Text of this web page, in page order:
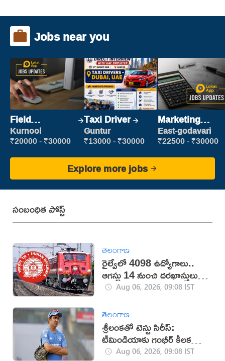
Jobs near you
Field
Marketing
Executive
Kurnool
₹20000 - ₹30000
Taxi Driver
Guntur
₹13000 - ₹30000
Marketing
Executive
East-godavari
₹22500 - ₹30000
Explore more jobs
సంబంధిత పోస్ట్
తెలంగాణ
రైల్వేలో 4098 ఉద్యోగాలు..
ఆగస్టు 14 నుంచి దరఖాస్తులు
స్టార్ట్Aug 06, 2026, 09:08 IST
తెలంగాణ
శ్రీలంకతో టెస్టు సిరీస్:
టీమిండియాకు గంభీర్ కీలక
సూచనలు
Aug 06, 2026, 09:08 IST